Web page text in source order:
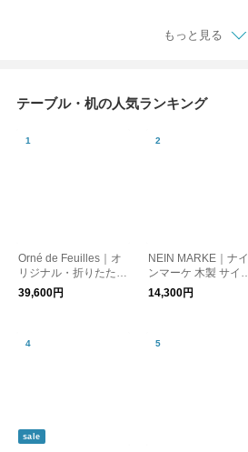
もっと見る
テーブル・机の人気ランキング
Orné de Feuilles｜オ
リジナル・折りたたみ
式コーヒーテーブル
39,600円
NEIN MARKE｜ナイ
ンマーケ 木製 サイド
テーブル
14,300円
sale